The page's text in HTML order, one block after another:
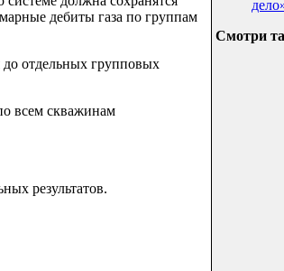
дебиты газа по группам
отдельных групповых
всем скважинам
результатов.
Смотри